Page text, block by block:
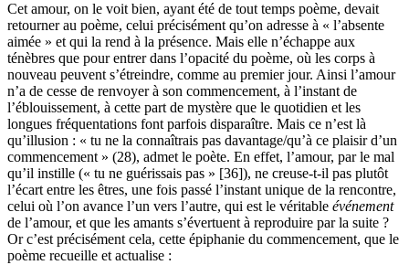
Cet amour, on le voit bien, ayant été de tout temps poème, devait
retourner au poème, celui précisément qu’on adresse à « l’absente
aimée » et qui la rend à la présence. Mais elle n’échappe aux
ténèbres que pour entrer dans l’opacité du poème, où les corps à
nouveau peuvent s’étreindre, comme au premier jour. Ainsi l’amour
n’a de cesse de renvoyer à son commencement, à l’instant de
l’éblouissement, à cette part de mystère que le quotidien et les
longues fréquentations font parfois disparaître. Mais ce n’est là
qu’illusion : « tu ne la connaîtrais pas davantage/qu’à ce plaisir d’un
commencement » (28), admet le poète. En effet, l’amour, par le mal
qu’il instille (« tu ne guérissais pas » [36]), ne creuse-t-il pas plutôt
l’écart entre les êtres, une fois passé l’instant unique de la rencontre,
celui où l’on avance l’un vers l’autre, qui est le véritable événement
de l’amour, et que les amants s’évertuent à reproduire par la suite ?
Or c’est précisément cela, cette épiphanie du commencement, que le
poème recueille et actualise :